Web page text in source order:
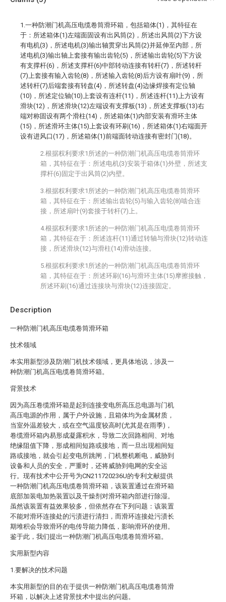
Description
一种防潮门机高压电缆卷筒滑环箱
技术领域
本实用新型涉及防潮门机技术领域，更具体地说，涉及一
种防潮门机高压电缆卷筒滑环箱。
背景技术
因为高压卷缆滑环箱是起到连接变电所高压总电源与门机
高压电源的作用，属于户外设施，且箱体均为金属材质，
当室外温差较大，或在空气温度较高时(尤其是在雨季)，
卷缆滑环箱内易形成凝露积水，导致二次回路相间、对地
绝缘阻值下降，形成相间短路或接地，而一旦出现相间短
路或接地，就会引起变电所跳闸，门机整机断电，威胁到
设备和人员的安全，严重时，还将威胁到电网的安全运
行。现有技术中公开号为CN211720236U的专利文献提供
一种防潮门机高压电缆卷筒滑环箱，该装置通过在滑环箱
底部加装电加热装置以及干燥剂对滑环箱内部进行除湿。
虽然该装置有益效果较多，但依然存在下列问题：该装置
不能对滑环连接处的污渍进行清扫，而滑环连接处污渍长
期堆积会导致滑环的电传导能力降低，影响滑环的使用。
鉴于此，我们提出一种防潮门机高压电缆卷筒滑环箱。
实用新型内容
1.要解决的技术问题
本实用新型的目的在于提供一种防潮门机高压电缆卷筒滑
环箱，以解决上述背景技术中提出的问题。
1.一种防潮门机高压电缆卷筒滑环箱，包括箱体(1)，其特征在
于：所述箱体(1)左端面固设有出风筒(2)，所述出风筒(2)下方设
有电机(3)，所述电机(3)输出轴贯穿出风筒(2)并延伸至内部，所
述电机(3)输出轴上套接有输出齿轮(5)，所述输出齿轮(5)下方设
有支撑杆(6)，所述支撑杆(6)中部转动连接有转杆(7)，所述转杆
(7)上套接有输入齿轮(8)，所述输入齿轮(8)后方设有扇叶(9)，所
述转杆(7)后端套接有转盘(4)，所述转盘(4)边缘焊接有定位轴
(10)，所述定位轴(10)上套设有连杆(11)，所述连杆(11)上方设有
滑块(12)，所述滑块(12)左端设有支撑板(13)，所述支撑板(13)右
端对称固设有两个滑柱(14)，所述箱体(1)内部安装有滑环主体
(15)，所述滑环主体(15)上套设有环刷(16)，所述箱体(1)右端面开
设有进风口(17)，所述箱体(1)前端面转动连接有密封门(18)。
2.根据权利要求1所述的一种防潮门机高压电缆卷筒滑环
箱，其特征在于：所述电机(3)安装于箱体(1)外壁，所述支
撑杆(6)固定于出风筒(2)内壁。
3.根据权利要求1所述的一种防潮门机高压电缆卷筒滑环
箱，其特征在于：所述输出齿轮(5)与输入齿轮(8)啮合连
接，所述扇叶(9)套接于转杆(7)上。
4.根据权利要求1所述的一种防潮门机高压电缆卷筒滑环
箱，其特征在于：所述连杆(11)通过转轴与滑块(12)转动连
接，所述滑块(12)与滑柱(14)滑动连接。
5.根据权利要求1所述的一种防潮门机高压电缆卷筒滑环
箱，其特征在于：所述环刷(16)与滑环主体(15)摩擦接触，
所述环刷(16)通过连接块与滑块(12)连接固定。